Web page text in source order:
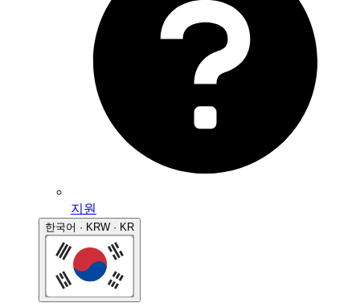
지원
한국어 · KRW · KR